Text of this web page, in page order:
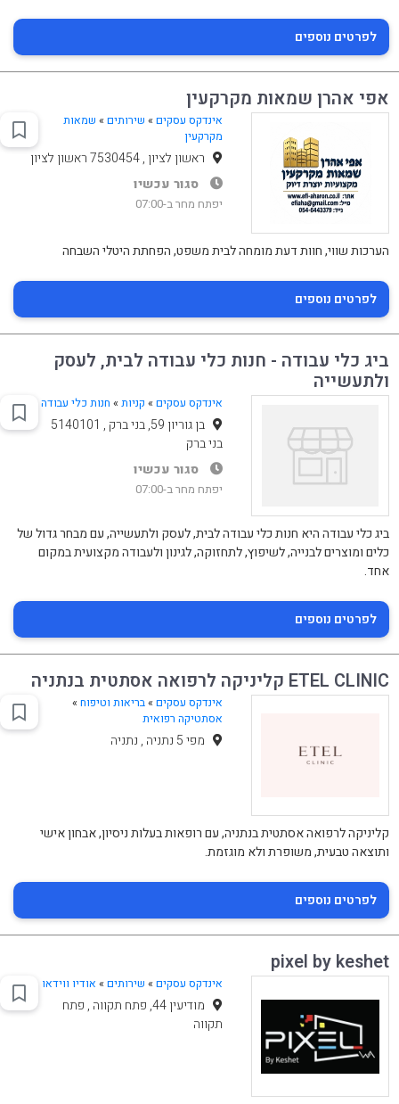
לפרטים נוספים
אפי אהרן שמאות מקרקעין
אינדקס עסקים » שירותים» שמאות
מקרקעין
ראשון לציון , 7530454 ראשון לציון
סגור עכשיו
יפתח מחר ב-07:00
הערכות שווי, חוות דעת מומחה לבית משפט, הפחתת היטלי השבחה
לפרטים נוספים
ביג כלי עבודה - חנות כלי עבודה לבית, לעסק
ולתעשייה
אינדקס עסקים » קניות» חנות כלי עבודה
בן גוריון 59, בני ברק , 5140101
בני ברק
סגור עכשיו
יפתח מחר ב-07:00
ביג כלי עבודה היא חנות כלי עבודה לבית, לעסק ולתעשייה, עם מבחר גדול של
כלים ומוצרים לבנייה, לשיפוץ, לתחזוקה, לגינון ולעבודה מקצועית במקום
אחד.
לפרטים נוספים
ETEL CLINIC קליניקה לרפואה אסתטית בנתניה
אינדקס עסקים »בריאות וטיפוח»
אסתטיקה רפואית
מפי 5 נתניה , נתניה
קליניקה לרפואה אסתטית בנתניה, עם רופאות בעלות ניסיון, אבחון אישי
ותוצאה טבעית, משופרת ולא מוגזמת.
לפרטים נוספים
pixel by keshet
אינדקס עסקים » שירותים» אודיו ווידאו
מודיעין 44, פתח תקווה , פתח
תקווה